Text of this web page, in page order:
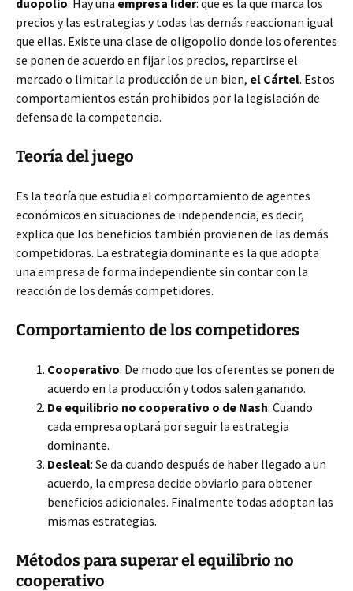
duopolio. Hay una empresa líder: que es la que marca los
precios y las estrategias y todas las demás reaccionan igual
que ellas. Existe una clase de oligopolio donde los oferentes
se ponen de acuerdo en fijar los precios, repartirse el
mercado o limitar la producción de un bien, el Cártel. Estos
comportamientos están prohibidos por la legislación de
defensa de la competencia.
Teoría del juego
Es la teoría que estudia el comportamiento de agentes
económicos en situaciones de independencia, es decir,
explica que los beneficios también provienen de las demás
competidoras. La estrategia dominante es la que adopta
una empresa de forma independiente sin contar con la
reacción de los demás competidores.
Comportamiento de los competidores
Cooperativo: De modo que los oferentes se ponen de
acuerdo en la producción y todos salen ganando.
De equilibrio no cooperativo o de Nash: Cuando
cada empresa optará por seguir la estrategia
dominante.
Desleal: Se da cuando después de haber llegado a un
acuerdo, la empresa decide obviarlo para obtener
beneficios adicionales. Finalmente todas adoptan las
mismas estrategias.
Métodos para superar el equilibrio no
cooperativo